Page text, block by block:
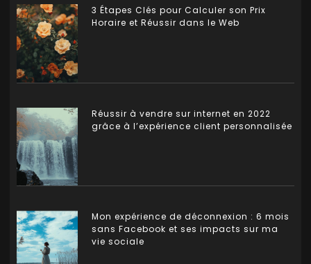
3 Étapes Clés pour Calculer son Prix
Horaire et Réussir dans le Web
Réussir à vendre sur internet en 2022
grâce à l’expérience client personnalisée
Mon expérience de déconnexion : 6 mois
sans Facebook et ses impacts sur ma
vie sociale